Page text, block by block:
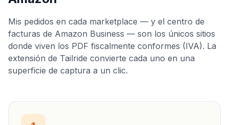
Mis pedidos en cada marketplace — y el centro de
facturas de Amazon Business — son los únicos sitios
donde viven los PDF fiscalmente conformes (IVA). La
extensión de Tailride convierte cada uno en una
superficie de captura a un clic.